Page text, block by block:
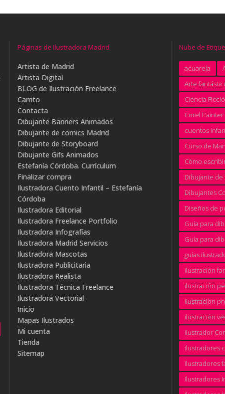
Páginas de Ilustradora Madrid
Artista de Madrid
Artista Digital
BLOG de Ilustración Freelance
Carrito
Contacta
Dibujante Banners Animados
Dibujante de comics Madrid
Dibujante de Storyboard
Dibujante Gifs Animados
Estefanía Córdoba. Currículum
Finalizar compra
Ilustradora Cuento Infantil – Estefanía
Córdoba
Ilustradora Editorial
Ilustradora Freelance Portfolio
Ilustradora Infografías
Ilustradora Madrid Servicios
Ilustradora Mascotas
Ilustradora Publicitaria
Ilustradora Realista
Ilustradora Técnica Freelance
Ilustradora Vectorial
Inicio
Mapas Ilustrados
Mi cuenta
Tienda
Sitemap
Nube de
acuarela
Arte
Ciencia
Corel Painter
cuentos
Curso de
Cómo
Dibujante de
Dibujantes
Diseños de
Guía para
Guía para
guías
ilustración
ilustración
ilustración
ilustración
Ilustrador
ilustradores
Ilustradores
Ilustradores